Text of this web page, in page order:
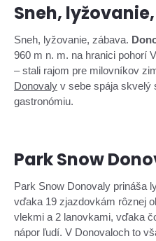
Sneh,
Sneh, lyžovanie, zábava.
960 m n. m. na hranici pohorí
– stali rajom pre milovníkov
Donovaly v sebe spája skvelý
gastronómiu.
Park Snow
Park Snow Donovaly prináša
vďaka 19 zjazdovkám rôznej
vlekmi a 2 lanovkami, vďaka
nápor ľudí. V Donovaloch to